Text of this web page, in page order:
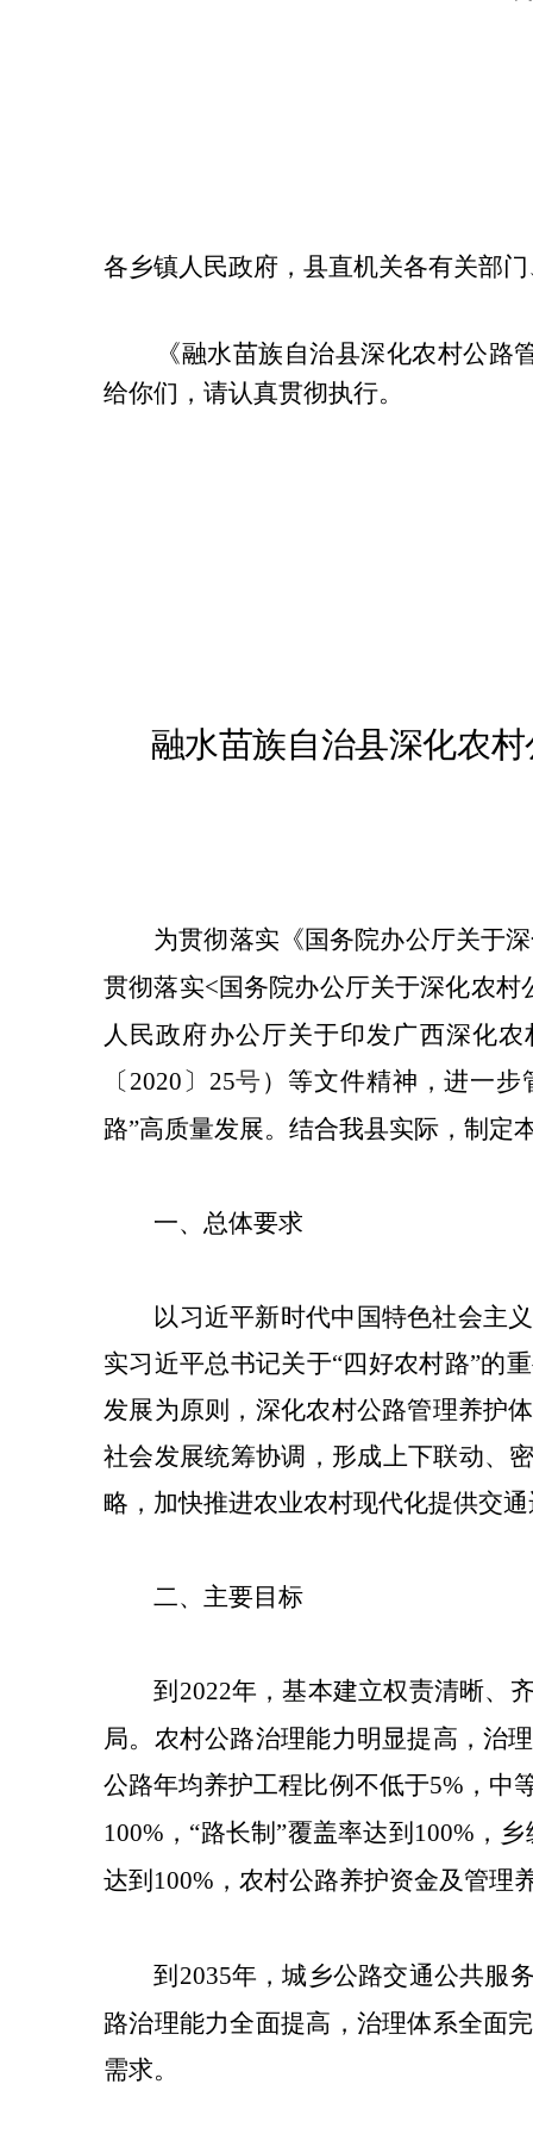
各乡镇人民政府，县直机关各有关部
《融水苗族自治县深化农村公路
给你们，请认真贯彻执行。
融水苗族自治县深化农
为贯彻落实《国务院办公厅关于
贯彻落实<国务院办公厅关于深化农
人民政府办公厅关于印发广西深化
〔 2020 〕 25号）等文件精神，进一步
路”高质量发展。 结合我县实际， 制定
一、总体要求
以习近平新时代中国特色社会主
实习近平总书记关于“四好农村路”的
发展为原则，深化农村公路管理养护
社会发展统筹协调，形成上下联动、
略 ， 加快推进农业农村现代化提供交
二、主要目标
到 2022年，基本建立权责清晰、
局。农村公路治理能力明显提高，治
公路年均养护工程比例不低于5% ，中
100% ，“路长制”覆盖率达到 100% ，
达到 100% ，农村公路养护资金及管
到 2035年，城乡公路交通公共服
路治理能力全面提高，治理体系全面
需求。